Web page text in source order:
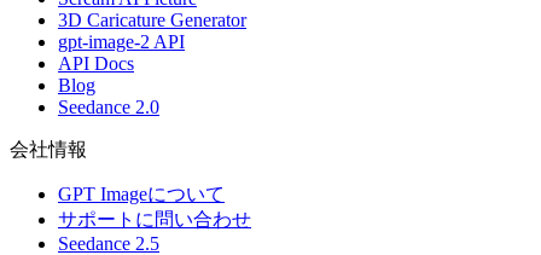
3D Caricature Generator
gpt-image-2 API
API Docs
Blog
Seedance 2.0
会社情報
GPT Imageについて
サポートに問い合わせ
Seedance 2.5